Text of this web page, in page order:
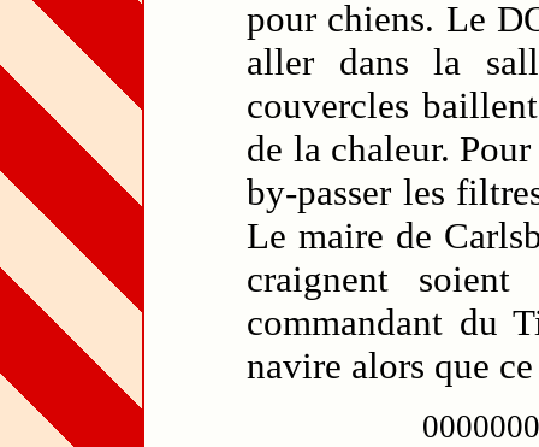
pour chiens. Le
aller dans la
couvercles
de la chaleur.
by-passer les
Le maire de
craignent
commandant du
navire alors que